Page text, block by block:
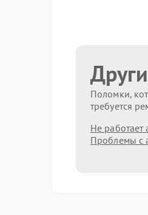
Поломки,
требуется
Не работает
Проблемы с